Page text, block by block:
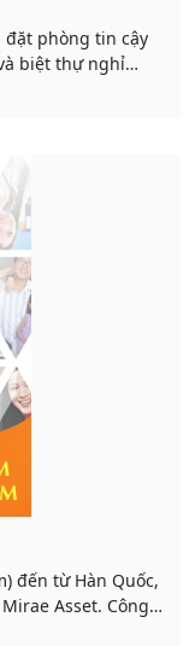
đặt phòng tin cậy
biệt thự nghỉ
toàn mới
đến từ Hàn Quốc,
Asset. Công
tài chính vay tiêu